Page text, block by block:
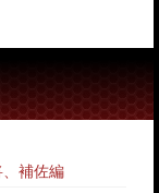
、補佐編